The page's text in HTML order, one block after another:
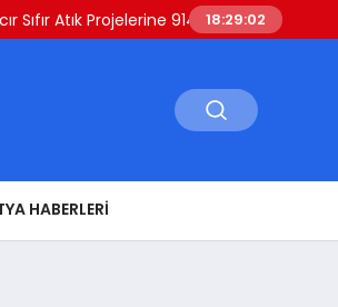
Sıfır Atık Projelerine 914 Milyon Lira Destek
18:29:02
HABERLERI